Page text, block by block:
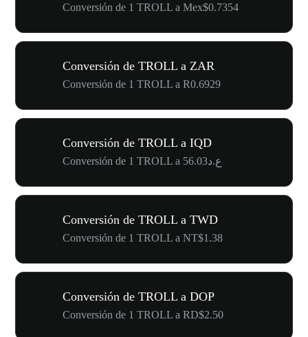
Conversión de 1 TROLL a Mex$0.7354
Conversión de TROLL a ZAR
Conversión de 1 TROLL a R0.6929
Conversión de TROLL a IQD
Conversión de 1 TROLL a ع.د56.03
Conversión de TROLL a TWD
Conversión de 1 TROLL a NT$1.38
Conversión de TROLL a DOP
Conversión de 1 TROLL a RD$2.50